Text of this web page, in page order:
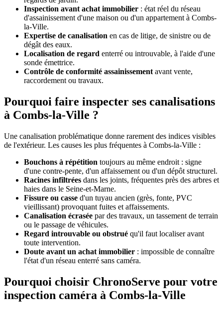
Inspection avant achat immobilier : état réel du réseau
d'assainissement d'une maison ou d'un appartement à Combs-
la-Ville.
Expertise de canalisation en cas de litige, de sinistre ou de
dégât des eaux.
Localisation de regard enterré ou introuvable, à l'aide d'une
sonde émettrice.
Contrôle de conformité assainissement avant vente,
raccordement ou travaux.
Pourquoi faire inspecter ses canalisations
à Combs-la-Ville ?
Une canalisation problématique donne rarement des indices visibles
de l'extérieur. Les causes les plus fréquentes à Combs-la-Ville :
Bouchons à répétition toujours au même endroit : signe
d'une contre-pente, d'un affaissement ou d'un dépôt structurel.
Racines infiltrées dans les joints, fréquentes près des arbres et
haies dans le Seine-et-Marne.
Fissure ou casse d'un tuyau ancien (grès, fonte, PVC
vieillissant) provoquant fuites et affaissements.
Canalisation écrasée par des travaux, un tassement de terrain
ou le passage de véhicules.
Regard introuvable ou obstrué qu'il faut localiser avant
toute intervention.
Doute avant un achat immobilier : impossible de connaître
l'état d'un réseau enterré sans caméra.
Pourquoi choisir ChronoServe pour votre
inspection caméra à Combs-la-Ville